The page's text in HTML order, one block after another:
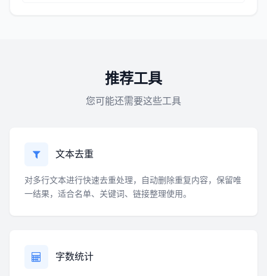
推荐工具
您可能还需要这些工具
文本去重
对多行文本进行快速去重处理，自动删除重复内容，保留唯
一结果，适合名单、关键词、链接整理使用。
字数统计